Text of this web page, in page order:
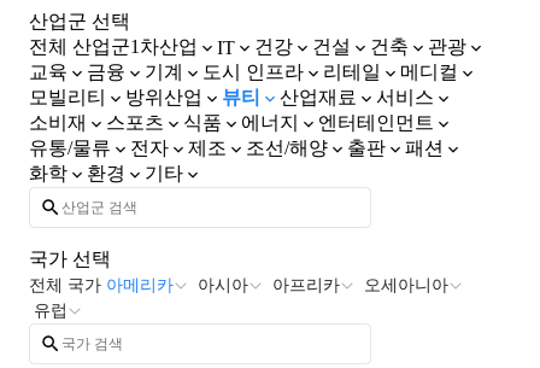
산업군 선택
전체 산업군1차산업 IT 건강 건설 건축
관광
교육
금융 기계 도시 인프라 리테일
메디컬
모빌리티
방위산업 뷰티 산업재료
서비스
소비재
스포츠 식품 에너지
엔터테인먼트
유통/물류
전자 제조 조선/해양 출판
패션
화학
환경 기타
국가 선택
전체 국가 아메리카 아시아 아프리카
오세아니아
유럽